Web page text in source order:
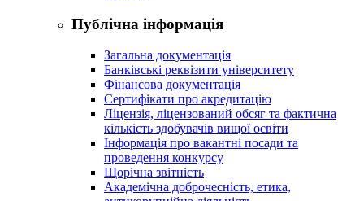
Публічна інформація
Загальна документація
Банківські реквізити університету
Фінансова документація
Сертифікати про акредитацію
Ліцензія, ліцензований обсяг та фактична
кількість здобувачів вищої освіти
Інформація про вакантні посади та
проведення конкурсу
Щорічна звітність
Академічна доброчесність, етика,